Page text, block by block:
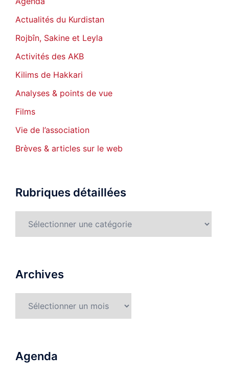
Actualités du Kurdistan
Rojbîn, Sakine et Leyla
Activités des AKB
Kilims de Hakkari
Analyses & points de vue
Films
Vie de l’association
Brèves & articles sur le web
Rubriques détaillées
Archives
Agenda